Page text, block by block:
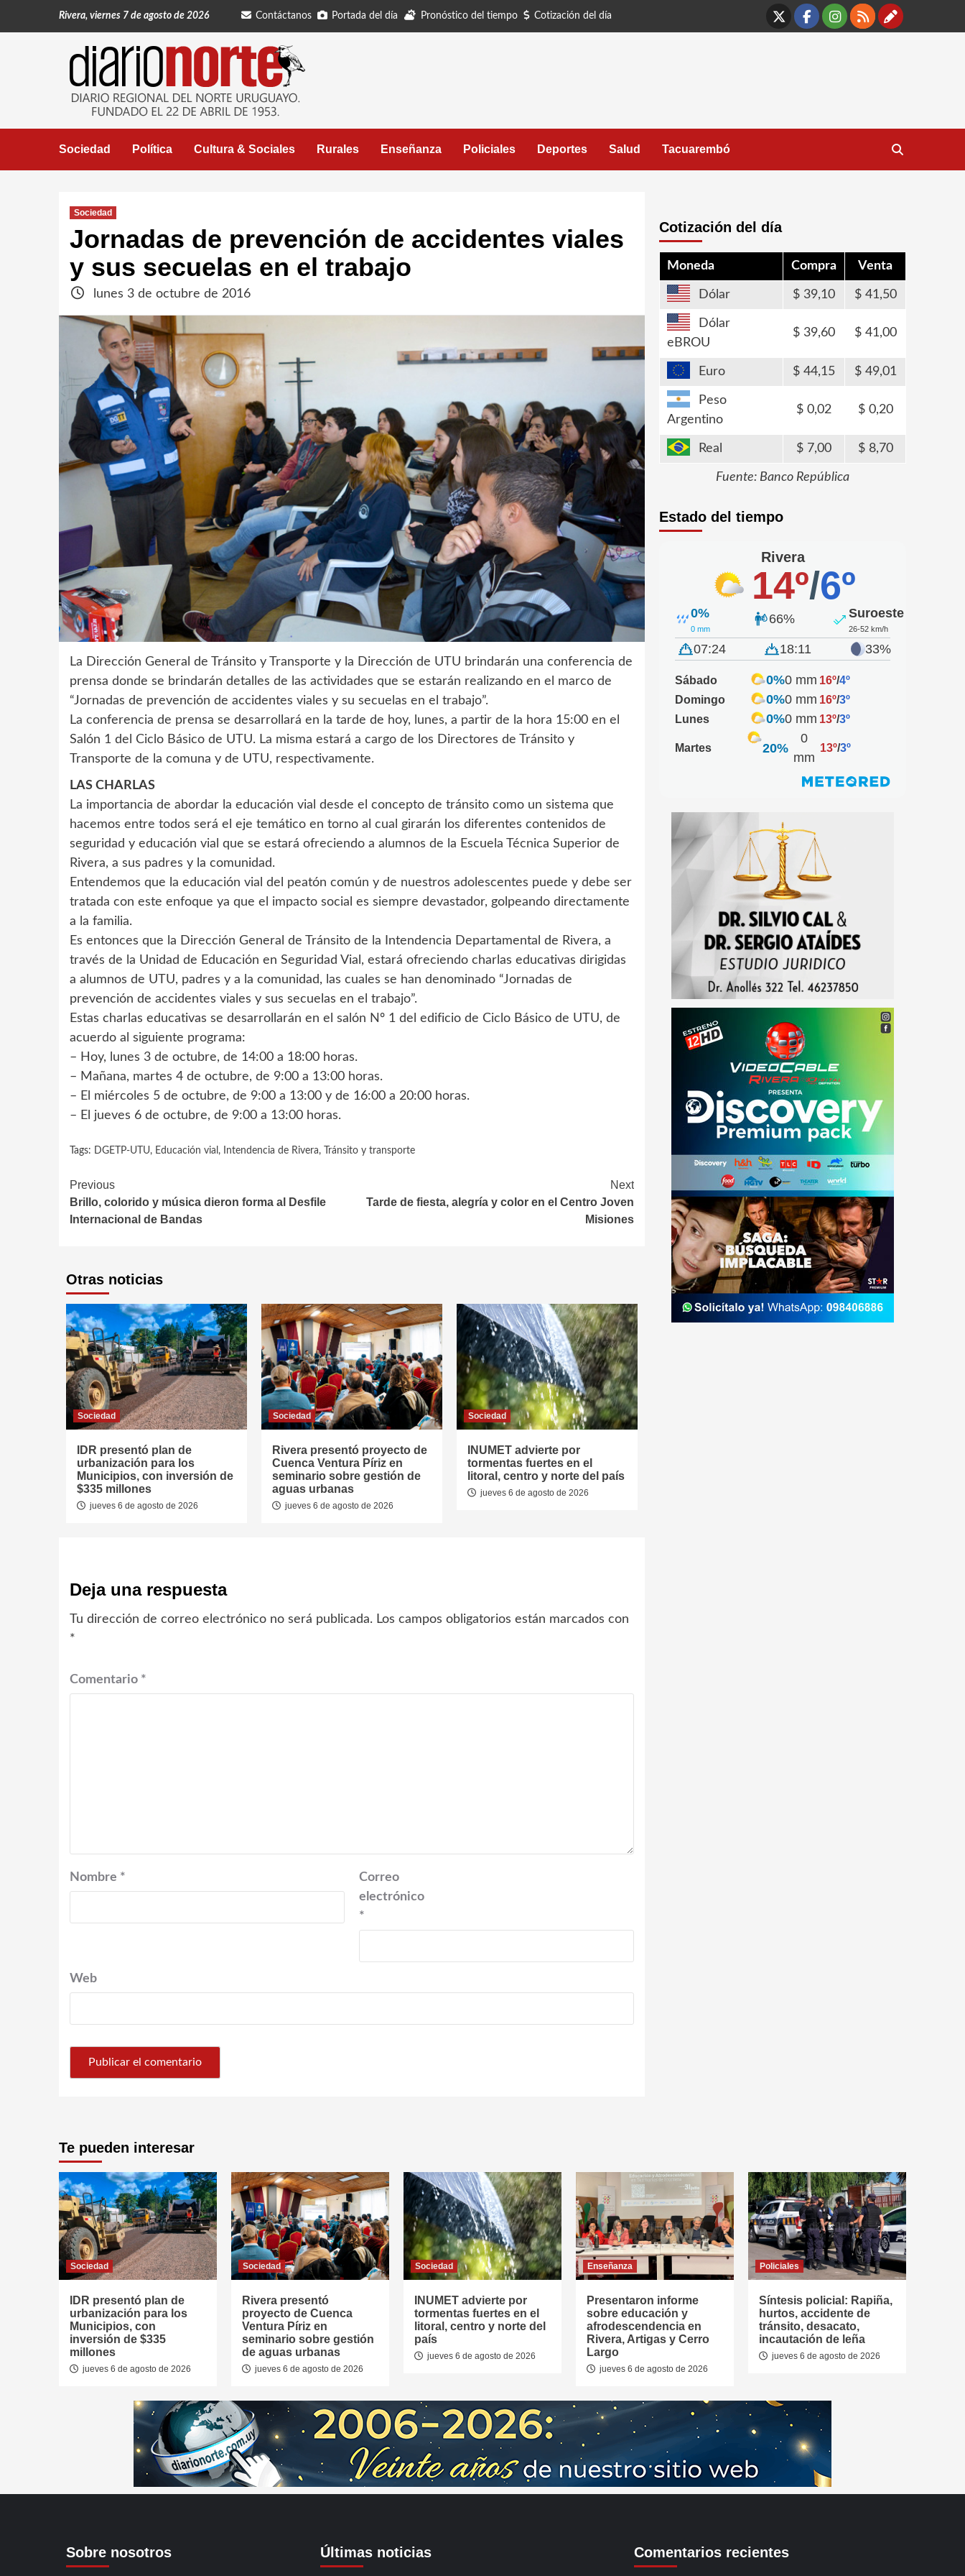
Rivera, viernes 7 de agosto de 2026 Contáctanos Portada del día Pronóstico del tiempo Cotización del día
X Facebook
Instagram
RSS
Sociedad Política Cultura & Sociales Rurales Enseñanza Policiales Deportes Salud Tacuarembó
Sociedad
Jornadas de prevención de accidentes viales
y sus secuelas en el trabajo
lunes 3 de octubre de 2016
La Dirección General de Tránsito y Transporte y la Dirección de UTU brindarán una conferencia de
prensa donde se brindarán detalles de las actividades que se estarán realizando en el marco de
“Jornadas de prevención de accidentes viales y su secuelas en el trabajo”.
La conferencia de prensa se desarrollará en la tarde de hoy, lunes, a partir de la hora 15:00 en el
Salón 1 del Ciclo Básico de UTU. La misma estará a cargo de los Directores de Tránsito y
Transporte de la comuna y de UTU, respectivamente.
LAS CHARLAS
La importancia de abordar la educación vial desde el concepto de tránsito como un sistema que
hacemos entre todos será el eje temático en torno al cual girarán los diferentes contenidos de
seguridad y educación vial que se estará ofreciendo a alumnos de la Escuela Técnica Superior de
Rivera, a sus padres y la comunidad.
Entendemos que la educación vial del peatón común y de nuestros adolescentes puede y debe ser
tratada con este enfoque ya que el impacto social es siempre devastador, golpeando directamente
a la familia.
Es entonces que la Dirección General de Tránsito de la Intendencia Departamental de Rivera, a
través de la Unidad de Educación en Seguridad Vial, estará ofreciendo charlas educativas dirigidas
a alumnos de UTU, padres y a la comunidad, las cuales se han denominado “Jornadas de
prevención de accidentes viales y sus secuelas en el trabajo”.
Estas charlas educativas se desarrollarán en el salón Nº 1 del edificio de Ciclo Básico de UTU, de
acuerdo al siguiente programa:
– Hoy, lunes 3 de octubre, de 14:00 a 18:00 horas.
– Mañana, martes 4 de octubre, de 9:00 a 13:00 horas.
– El miércoles 5 de octubre, de 9:00 a 13:00 y de 16:00 a 20:00 horas.
– El jueves 6 de octubre, de 9:00 a 13:00 horas.
Tags: DGETP-UTU, Educación vial , Intendencia de Rivera, Tránsito y transporte
Continue
Reading
Previous
Brillo, colorido y música dieron forma al Desfile
Internacional de Bandas
Next
Tarde de fiesta, alegría y color en el Centro Joven
Misiones
Otras noticias
Sociedad
IDR presentó plan de
urbanización para los
Municipios, con inversión de
$335 millones
jueves 6 de agosto de 2026
Sociedad
Rivera presentó proyecto de
Cuenca Ventura Píriz en
seminario sobre gestión de
aguas urbanas
jueves 6 de agosto de 2026
Sociedad
INUMET advierte por
tormentas fuertes en el
litoral, centro y norte del país
jueves 6 de agosto de 2026
Deja una respuesta
Tu dirección de correo electrónico no será publicada. Los campos obligatorios están marcados con
*
Comentario *
Nombre *
Correo
electrónico
*
Web
Cotización del día
Moneda Compra Venta
Dólar 39,10 41,50
Dólar
eBROU
39,60 41,00
Euro 44,15 49,01
Peso
Argentino
0,02 0,20
Real 7,00 8,70
Fuente: Banco República
Estado del tiempo
Rivera
14º/6º
0%
0 mm
66% Suroeste
26-52 km/h
07:24 18:11 33%
Sábado 0%0 mm 16º/4º
Domingo
0%0 mm 16º/3º
Lunes
0%0 mm 13º/3º
Martes 20%
0
mm
13º/3º
Te pueden interesar
Sociedad
IDR presentó plan de
urbanización para los
Municipios, con
inversión de $335
millones
jueves 6 de agosto de 2026
Sociedad
Rivera presentó
proyecto de Cuenca
Ventura Píriz en
seminario sobre gestión
de aguas urbanas
jueves 6 de agosto de 2026
Sociedad
INUMET advierte por
tormentas fuertes en el
litoral, centro y norte del
país
jueves 6 de agosto de 2026
Enseñanza
Presentaron informe
sobre educación y
afrodescendencia en
Rivera, Artigas y Cerro
Largo
jueves 6 de agosto de 2026
Policiales
Síntesis policial: Rapiña,
hurtos, accidente de
tránsito, desacato,
incautación de leña
jueves 6 de agosto de 2026
Sobre nosotros Últimas noticias Comentarios recientes